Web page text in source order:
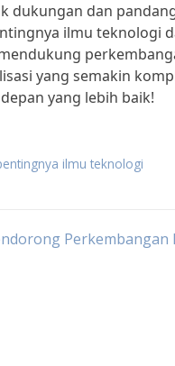
dukungan dan
ilmu teknologi
yang semakin
yang lebih baik!
ilmu teknologi
Perkembangan